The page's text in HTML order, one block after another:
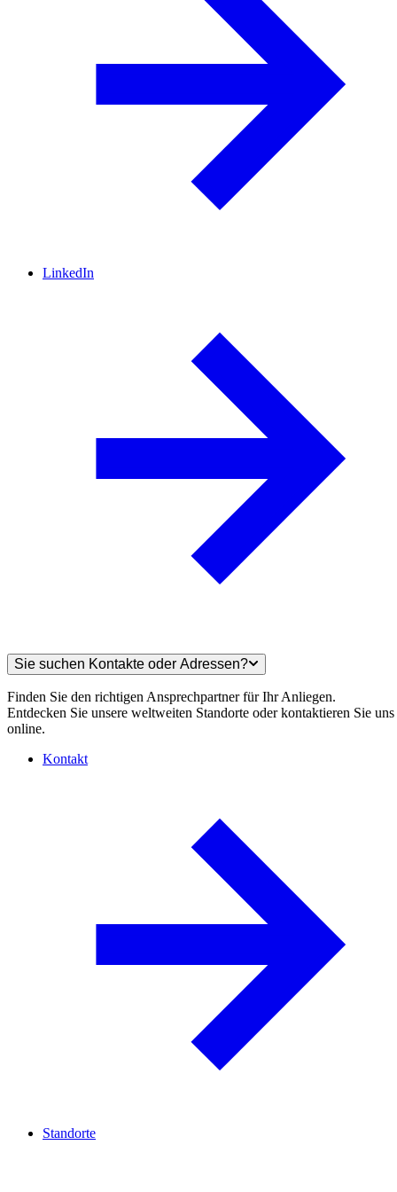
LinkedIn
Sie suchen Kontakte oder Adressen?
Finden Sie den richtigen Ansprechpartner für Ihr Anliegen.
Entdecken Sie unsere weltweiten Standorte oder kontaktieren Sie uns
online.
Kontakt
Standorte